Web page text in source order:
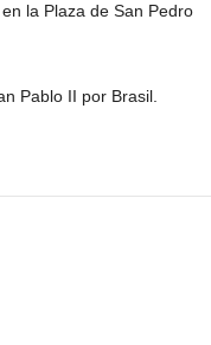
la Plaza de San Pedro
Pablo II por Brasil.